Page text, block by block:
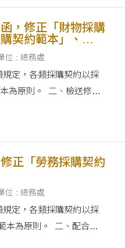
，修正「財物採購
契約範本」、
」、「節能績效保
範本」、「公共
、「公共工程專案
服務採購契約範
口契約範本」、
造技術服務開口
採購契 約範
」，其電子檔並
頁
，點選政府採購>
位 : 總務處
定，各類採購契約以採
二、檢送修正
網站。修正重點係增訂
正「勞務採購契約
位 : 總務處
定，各類採購契約以採
。 二、配合勞
號函修正發布